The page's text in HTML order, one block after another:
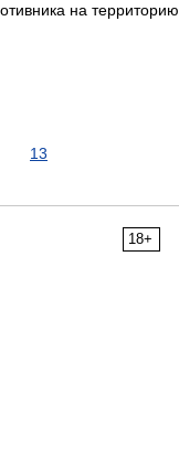
на территорию
13
18+